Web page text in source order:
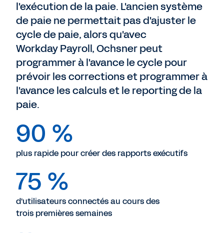
l'exécution de la paie. L'ancien système
de paie ne permettait pas d'ajuster le
cycle de paie, alors qu'avec
Workday Payroll, Ochsner peut
programmer à l'avance le cycle pour
prévoir les corrections et programmer à
l'avance les calculs et le reporting de la
paie.
90 %
plus rapide pour créer des rapports exécutifs
75 %
d'utilisateurs connectés au cours des
trois premières semaines